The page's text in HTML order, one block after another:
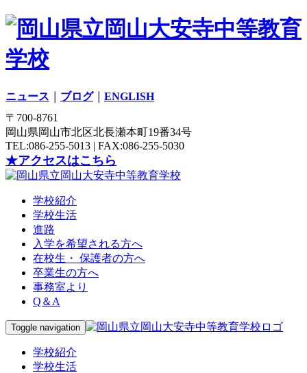
ニュース ブログ｜ ENGLISH
〒700-8761
岡山県岡山市北区北長瀬本町19番34号
TEL:086-255-5013 | FAX:086-255-5030
★アクセスはこちら
学校紹介
学校生活
進路
入学を希望される方へ
在校生・ 保護者の方へ
卒業生の方へ
事務室より
Q＆A
Toggle navigation
学校紹介
学校生活